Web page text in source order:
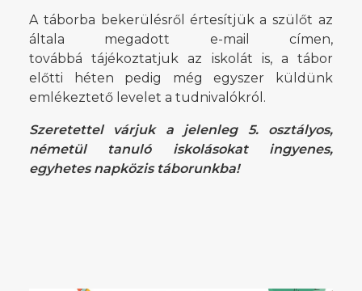
A táborba bekerülésről értesítjük a szülőt az
általa megadott e-mail címen,
továbbá tájékoztatjuk az iskolát is, a tábor
előtti héten pedig még egyszer küldünk
emlékeztető levelet a tudnivalókról.
Szeretettel várjuk a jelenleg 5. osztályos,
németül tanuló iskolásokat ingyenes,
egyhetes napközis táborunkba!